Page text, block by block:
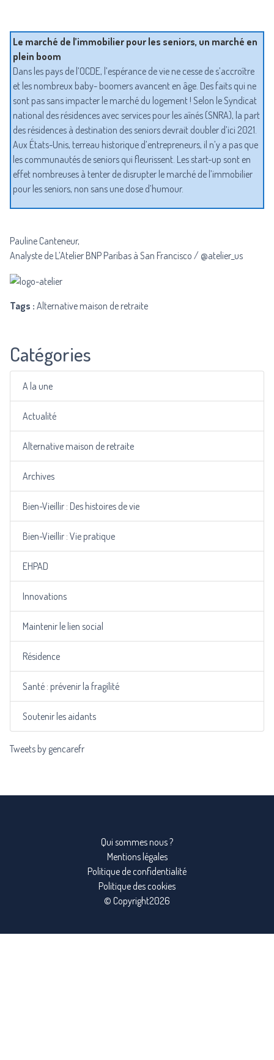
Le marché de l’immobilier pour les seniors, un marché en
plein boom
Dans les pays de l’OCDE, l’espérance de vie ne cesse de s’accroître
et les nombreux baby- boomers avancent en âge. Des faits qui ne
sont pas sans impacter le marché du logement ! Selon leSyndicat
national des résidences avec services pour les aînés (SNRA), la part
des résidences à destination des seniors devrait doubler d’ici 2021.
Aux États-Unis, terreau historique d’entrepreneurs, il n’y a pas que
les communautés de seniors qui fleurissent. Les start-up sont en
effet nombreuses à tenter de disrupter le marché de l’immobilier
pour les seniors, non sans une dose d’humour.
Pauline Canteneur,
Analyste de L’Atelier BNP Paribas à San Francisco / @atelier_us
Tags : Alternative maison de retraite
Catégories
A la une
Actualité
Alternative maison de retraite
Archives
Bien-Vieillir : Des histoires de vie
Bien-Vieillir : Vie pratique
EHPAD
Innovations
Maintenir le lien social
Résidence
Santé : prévenir la fragilité
Soutenir les aidants
Tweets by gencarefr
Qui sommes nous ?
Mentions légales
Politique de confidentialité
Politique des cookies
© Copyright2026